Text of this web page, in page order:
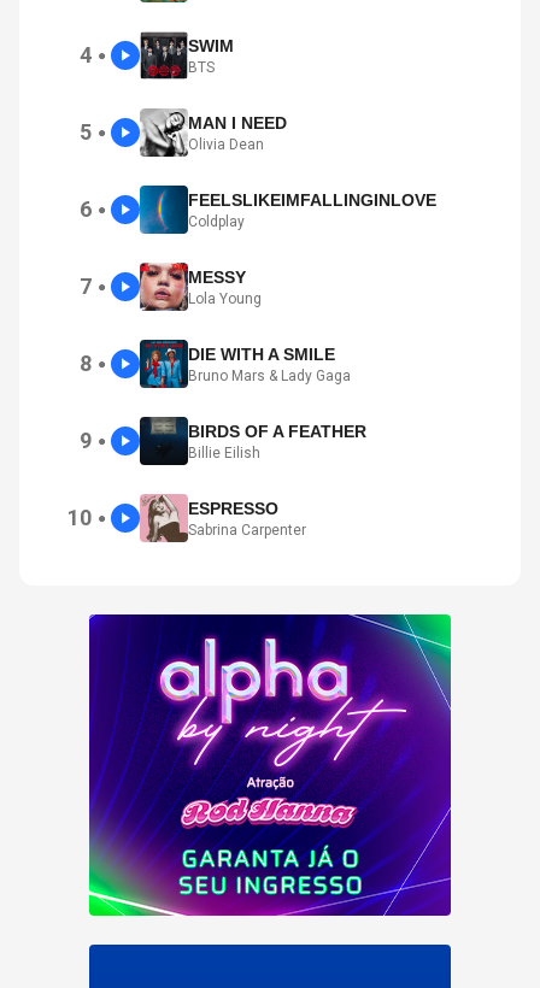
4 ● SWIM
BTS
5 ● MAN I NEED
Olivia Dean
6 ● FEELSLIKEIMFALLINGINLOVE
Coldplay
7 ● MESSY
Lola Young
8 ● DIE WITH A SMILE
Bruno Mars & Lady Gaga
9 ● BIRDS OF A FEATHER
Billie Eilish
10 ● ESPRESSO
Sabrina Carpenter